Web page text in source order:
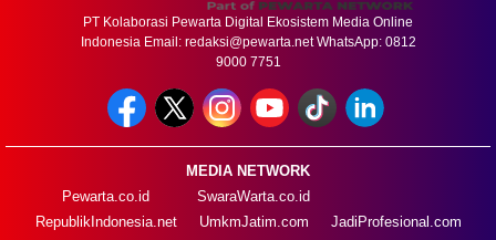
PT Kolaborasi Pewarta Digital Ekosistem Media Online
Indonesia Email: redaksi@pewarta.netWhatsApp: 0812
9000 7751
MEDIA NETWORK
Pewarta.co.id
RepublikIndonesia.net
SwaraWarta.co.id
UmkmJatim.com
JadiProfesional.com